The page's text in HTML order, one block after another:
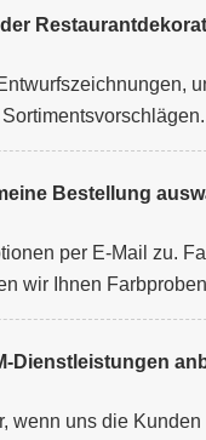
Bestellung
per E-Mail zu.
wir Ihnen
Dienstleistungen
wenn uns die